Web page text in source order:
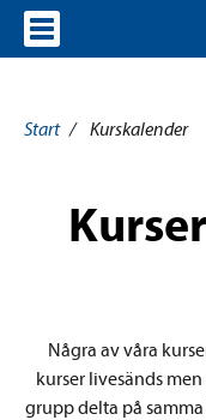
Start / Kurskalender
Några av våra
kurser livesänds
grupp delta på